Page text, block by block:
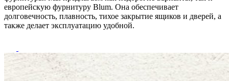
европейскую фурнитуру Blum. Она обеспечивает
долговечность, плавность, тихое закрытие ящиков и дверей, а
также делает эксплуатацию удобной.